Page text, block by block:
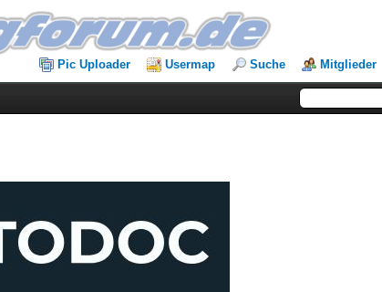
Pic Uploader Usermap Suche Mitglieder